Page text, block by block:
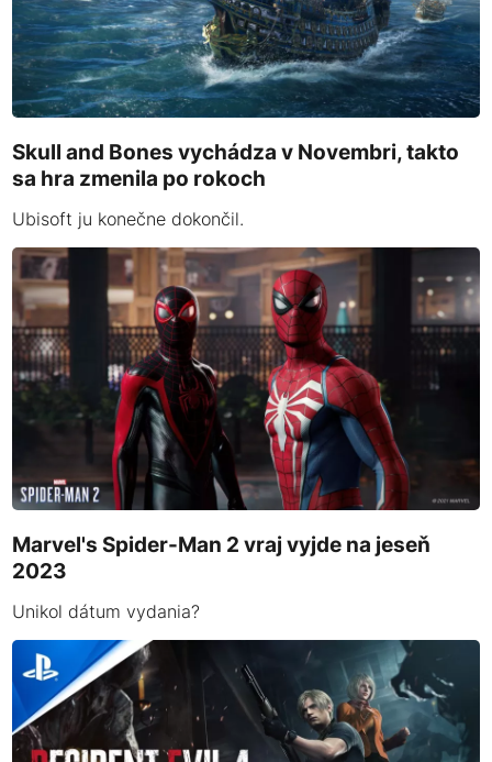
Skull and Bones vychádza v Novembri, takto
sa hra zmenila po rokoch
Ubisoft ju konečne dokončil.
Marvel's Spider-Man 2 vraj vyjde na jeseň
2023
Unikol dátum vydania?